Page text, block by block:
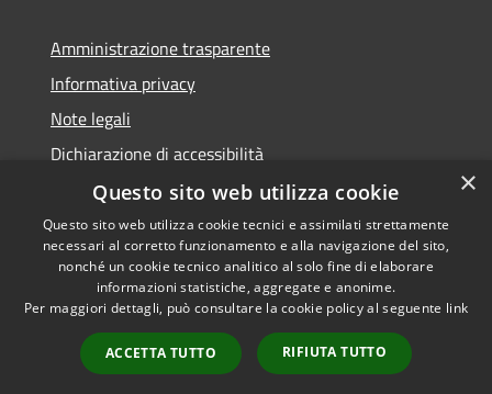
Amministrazione trasparente
Informativa privacy
Note legali
Dichiarazione di accessibilità
Accessibilità
Privacy
Mappa del sito
Copyright © 2026 • Comune di
Recanati • Powered by
Municipium•Accesso
redazione
×
Questo sito web utilizza cookie
Questo sito web utilizza cookie tecnici e assimilati strettamente
necessari al corretto funzionamento e alla navigazione del sito,
nonché un cookie tecnico analitico al solo fine di elaborare
informazioni statistiche, aggregate e anonime.
Per maggiori dettagli, può consultare la cookie policy al seguente link
ACCETTA TUTTO RIFIUTA TUTTO